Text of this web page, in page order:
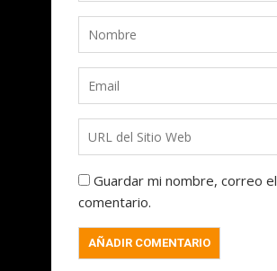
Guardar mi nombre, correo
comentario.